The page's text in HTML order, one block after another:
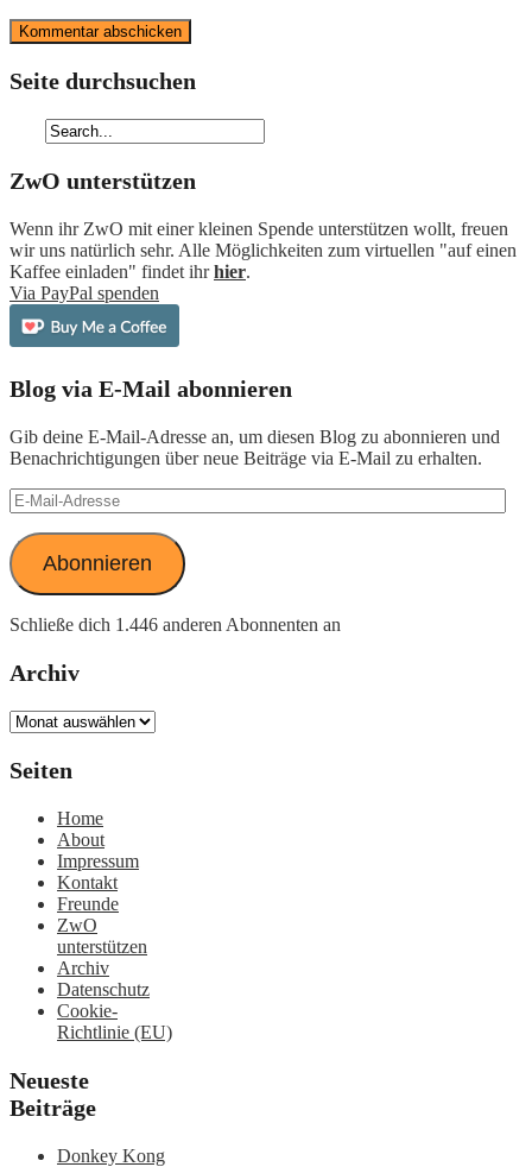
Seite durchsuchen
ZwO unterstützen
Wenn ihr ZwO mit einer kleinen Spende unterstützen wollt, freuen
wir uns natürlich sehr. Alle Möglichkeiten zum virtuellen "auf einen
Kaffee einladen" findet ihrhier.
Via PayPal spenden
Blog via E-Mail abonnieren
Gib deine E-Mail-Adresse an, um diesen Blog zu abonnieren und
Benachrichtigungen über neue Beiträge via E-Mail zu erhalten.
E-
Mail-
Adresse
Abonnieren
Schließe dich 1.446 anderen Abonnenten an
Archiv
Archiv
Seiten
Home
About
Impressum
Kontakt
Freunde
ZwO
unterstützen
Archiv
Datenschutz
Cookie-
Richtlinie (EU)
Neueste
Beiträge
Donkey Kong